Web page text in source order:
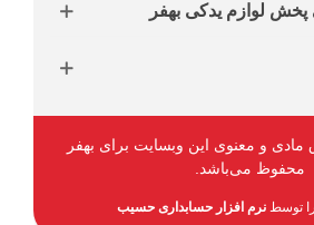
پخش لوازم یدکی بهفر
توسطنرم افزار حسابداری حسیب
حقوق مادی و معنوی این وبسایت برای بهفر
محفوظ می‌باشد.